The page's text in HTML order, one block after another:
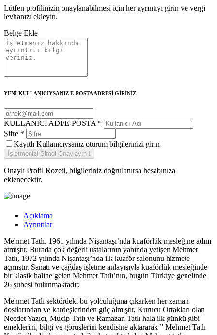
Lütfen profilinizin onaylanabilmesi için her ayrıntıyı girin ve vergi
levhanızı ekleyin.
Belge Ekle
YENİ KULLANICIYSANIZ E-POSTA ADRESİ GİRİNİZ
KULLANICI ADI/E-POSTA *
Şifre *
Kayıtlı Kullanıcıysanız oturum bilgilerinizi girin
Onaylı Profil Rozeti, bilgileriniz doğrulanırsa hesabınıza
eklenecektir.
Açıklama
Ayrıntılar
Mehmet Tatlı, 1961 yılında Nişantaşı’nda kuaförlük mesleğine adım
atmıştır. Burada çok değerli ustalarının yanında yetişen Mehmet
Tatlı, 1972 yılında Nişantaşı’nda ilk kuaför salonunu hizmete
açmıştır. Sanatı ve çağdaş işletme anlayışıyla kuaförlük mesleğinde
bir klasik haline gelen Mehmet Tatlı’nın, bugün Türkiye genelinde
26 şubesi bulunmaktadır.
Mehmet Tatlı sektördeki bu yolculuğuna çıkarken her zaman
dostlarından ve kardeşlerinden güç almıştır, Kurucu Ortakları olan
Necdet Yazıcı, Mucip Tatlı ve Ramazan Tatlı hala ilk günkü gibi
emeklerini, bilgi ve görüşlerini kendisine aktararak ” Mehmet Tatlı